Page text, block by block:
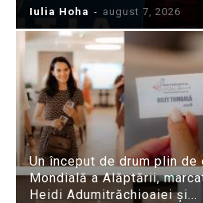
Iulia Hoha - august 7, 2026
Un început de drum plin de
Mondială a Alăptării,
Heidi Adumitrăchioaiei și...